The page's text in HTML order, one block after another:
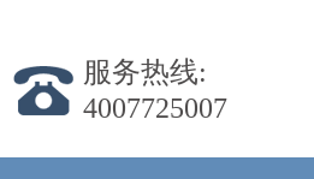
服务热线:
4007725007